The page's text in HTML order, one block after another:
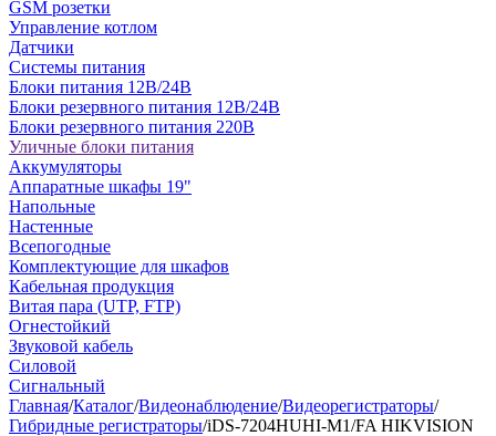
GSM розетки
Управление котлом
Датчики
Системы питания
Блоки питания 12В/24В
Блоки резервного питания 12В/24В
Блоки резервного питания 220В
Уличные блоки питания
Аккумуляторы
Аппаратные шкафы 19"
Напольные
Настенные
Всепогодные
Комплектующие для шкафов
Кабельная продукция
Витая пара (UTP, FTP)
Огнестойкий
Звуковой кабель
Силовой
Сигнальный
Главная/Каталог/Видеонаблюдение/Видеорегистраторы/
Гибридные регистраторы/iDS-7204HUHI-M1/FA HIKVISION